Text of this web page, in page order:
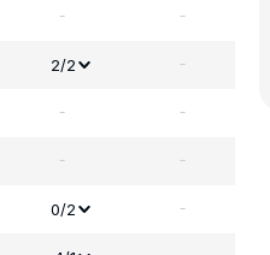
- -
2/2 -
- -
- -
0/2 -